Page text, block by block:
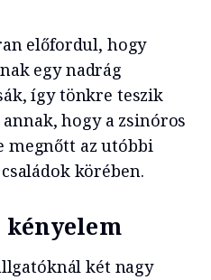
előfordul, hogy
egy nadrág
így tönkre teszik
annak, hogy a zsinóros
megnőtt az utóbbi
körében.
két nagy